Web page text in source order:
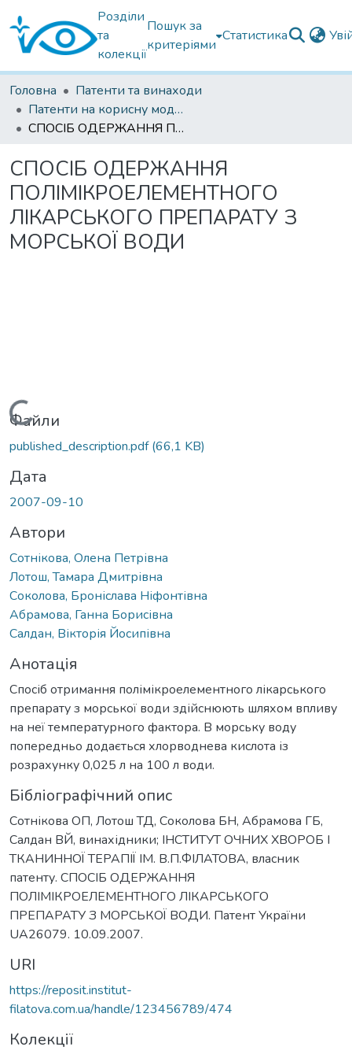
Розділи
та
колекції
Пошук за
критеріями
Статистика
Головна
Патенти та винаходи
Патенти на корисну модель
СПОСІБ ОДЕРЖАННЯ ПОЛІМІКРОЕЛЕМЕНТНОГО ЛІКАРСЬКОГО ПРЕПАРАТУ З МОРСЬКОЇ ВОДИ
СПОСІБ ОДЕРЖАННЯ
ПОЛІМІКРОЕЛЕМЕНТНОГО
ЛІКАРСЬКОГО ПРЕПАРАТУ З
МОРСЬКОЇ ВОДИ
Вантажиться...
Файли
published_description.pdf(66,1 KB)
Дата
2007-09-10
Автори
Сотнікова, Олена Петрівна
Лотош, Тамара Дмитрівна
Соколова, Броніслава Ніфонтівна
Абрамова, Ганна Борисівна
Салдан, Вікторія Йосипівна
Анотація
Спосіб отримання полімікроелементного лікарського
препарату з морської води здійснюють шляхом впливу
на неї температурного фактора. В морську воду
попередньо додається хлорводнева кислота із
розрахунку 0,025 л на 100 л води.
Бібліографічний опис
Сотнікова ОП, Лотош ТД, Соколова БН, Абрамова ГБ,
Салдан ВЙ, винахідники; ІНСТИТУТ ОЧНИХ ХВОРОБ І
ТКАНИННОЇ ТЕРАПІЇ ІМ. В.П.ФІЛАТОВА, власник
патенту. СПОСІБ ОДЕРЖАННЯ
ПОЛІМІКРОЕЛЕМЕНТНОГО ЛІКАРСЬКОГО
ПРЕПАРАТУ З МОРСЬКОЇ ВОДИ. Патент України
UA26079. 10.09.2007.
URI
https://reposit.institut-
filatova.com.ua/handle/123456789/474
Колекції